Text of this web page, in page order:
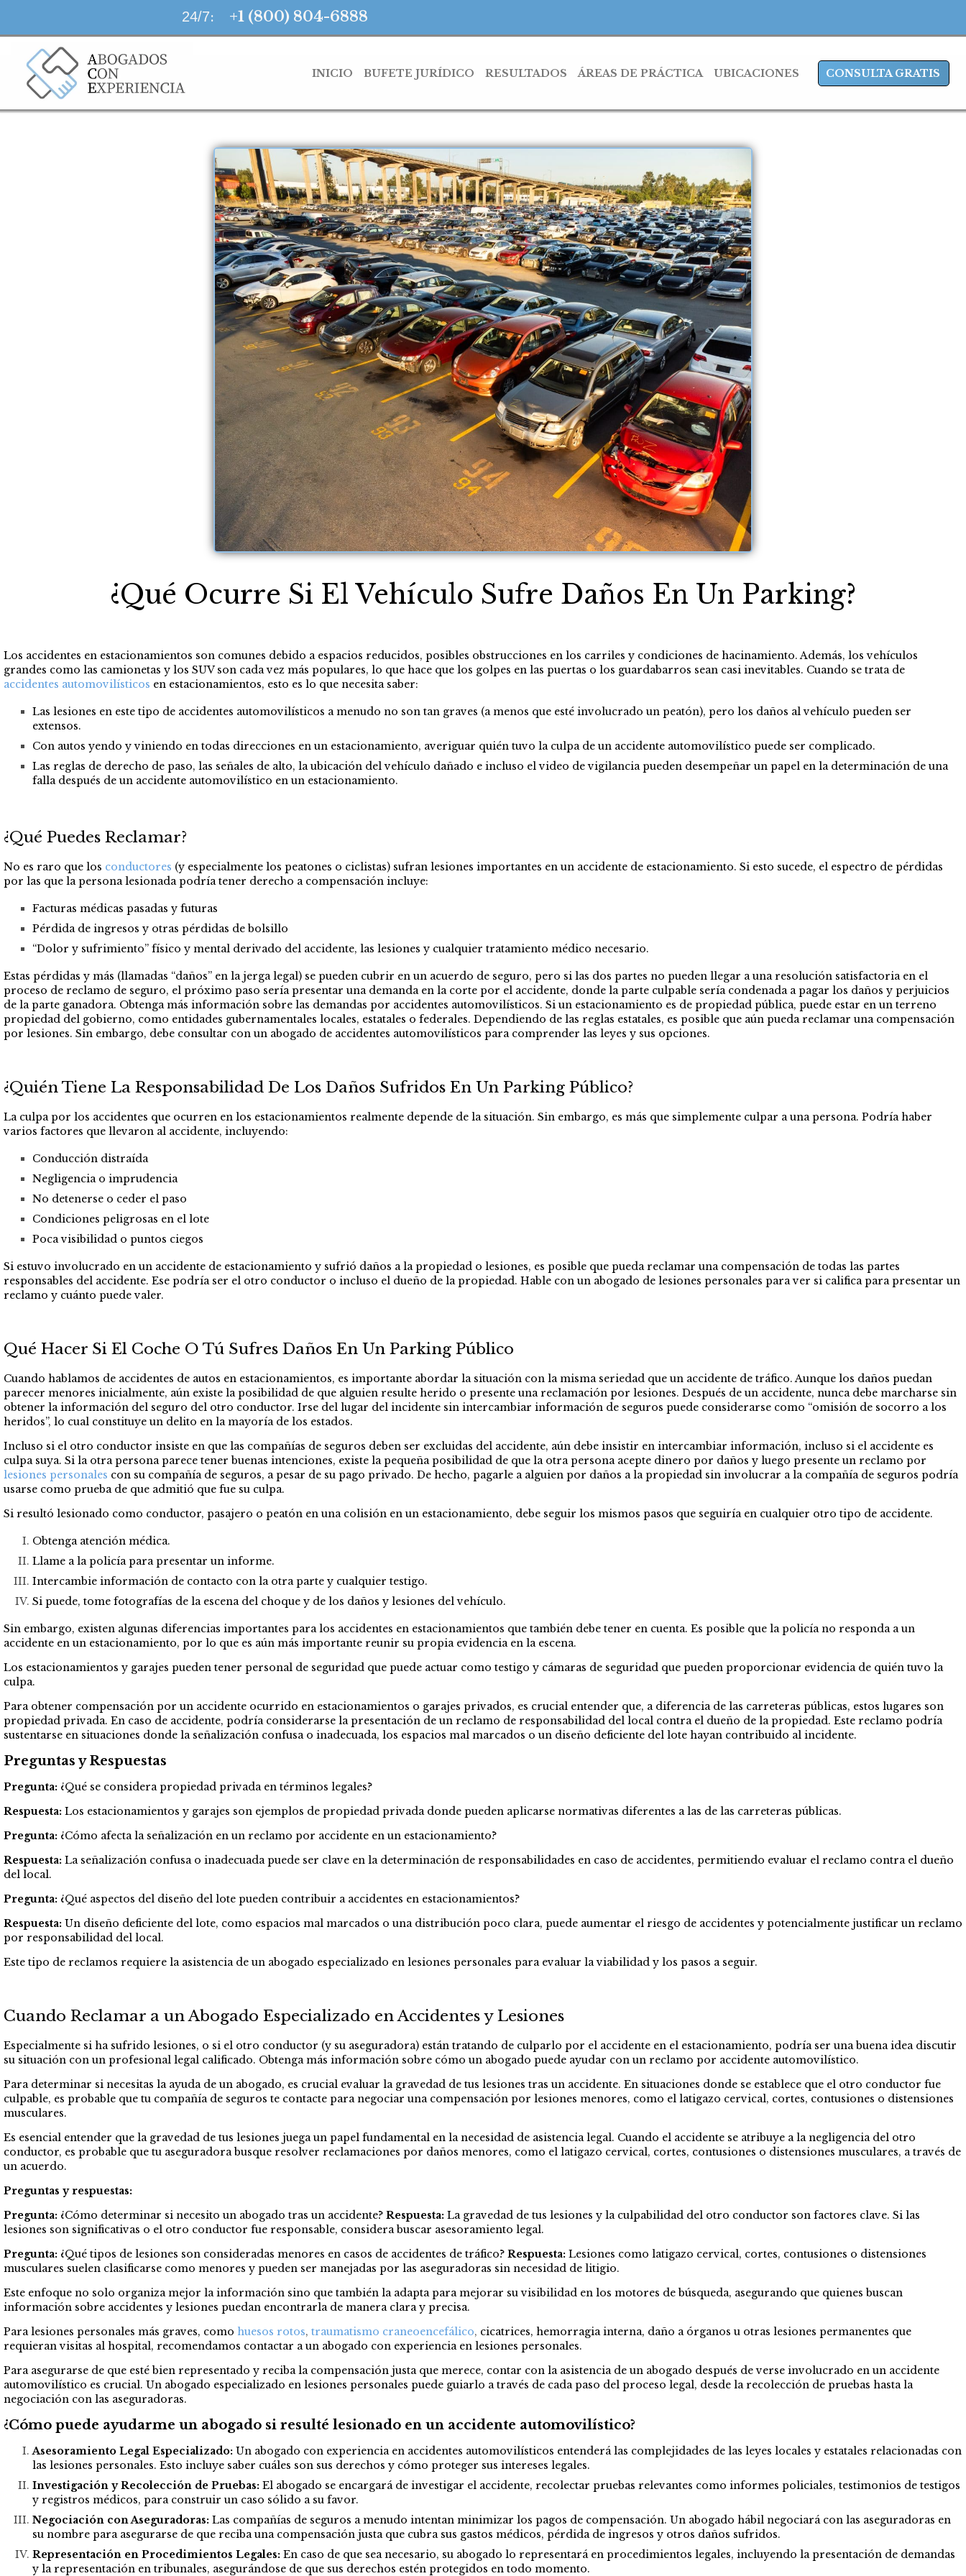
24/7: +1 (800) 804-6888
INICIO BUFETE JURÍDICO RESULTADOS ÁREAS DE PRÁCTICA UBICACIONES CONSULTA GRATIS
¿Qué Ocurre Si El Vehículo Sufre Daños En Un Parking?
Los accidentes en estacionamientos son comunes debido a espacios reducidos, posibles obstrucciones en los carriles y condiciones de hacinamiento. Además, los vehículos
grandes como las camionetas y los SUV son cada vez más populares, lo que hace que los golpes en las puertas o los guardabarros sean casi inevitables. Cuando se trata de
accidentes automovilísticos en estacionamientos, esto es lo que necesita saber:
Las lesiones en este tipo de accidentes automovilísticos a menudo no son tan graves (a menos que esté involucrado un peatón), pero los daños al vehículo pueden ser
extensos.
Con autos yendo y viniendo en todas direcciones en un estacionamiento, averiguar quién tuvo la culpa de un accidente automovilístico puede ser complicado.
Las reglas de derecho de paso, las señales de alto, la ubicación del vehículo dañado e incluso el video de vigilancia pueden desempeñar un papel en la determinación de una
falla después de un accidente automovilístico en un estacionamiento.
¿Qué Puedes Reclamar?
No es raro que los conductores (y especialmente los peatones o ciclistas) sufran lesiones importantes en un accidente de estacionamiento. Si esto sucede, el espectro de pérdidas
por las que la persona lesionada podría tener derecho a compensación incluye:
Facturas médicas pasadas y futuras
Pérdida de ingresos y otras pérdidas de bolsillo
“Dolor y sufrimiento” físico y mental derivado del accidente, las lesiones y cualquier tratamiento médico necesario.
Estas pérdidas y más (llamadas “daños” en la jerga legal) se pueden cubrir en un acuerdo de seguro, pero si las dos partes no pueden llegar a una resolución satisfactoria en el
proceso de reclamo de seguro, el próximo paso sería presentar una demanda en la corte por el accidente, donde la parte culpable sería condenada a pagar los daños y perjuicios
de la parte ganadora. Obtenga más información sobre las demandas por accidentes automovilísticos. Si un estacionamiento es de propiedad pública, puede estar en un terreno
propiedad del gobierno, como entidades gubernamentales locales, estatales o federales. Dependiendo de las reglas estatales, es posible que aún pueda reclamar una compensación
por lesiones. Sin embargo, debe consultar con un abogado de accidentes automovilísticos para comprender las leyes y sus opciones.
¿Quién Tiene La Responsabilidad De Los Daños Sufridos En Un Parking Público?
La culpa por los accidentes que ocurren en los estacionamientos realmente depende de la situación. Sin embargo, es más que simplemente culpar a una persona. Podría haber
varios factores que llevaron al accidente, incluyendo:
Conducción distraída
Negligencia o imprudencia
No detenerse o ceder el paso
Condiciones peligrosas en el lote
Poca visibilidad o puntos ciegos
Si estuvo involucrado en un accidente de estacionamiento y sufrió daños a la propiedad o lesiones, es posible que pueda reclamar una compensación de todas las partes
responsables del accidente. Ese podría ser el otro conductor o incluso el dueño de la propiedad. Hable con un abogado de lesiones personales para ver si califica para presentar un
reclamo y cuánto puede valer.
Qué Hacer Si El Coche O Tú Sufres Daños En Un Parking Público
Cuando hablamos de accidentes de autos en estacionamientos, es importante abordar la situación con la misma seriedad que un accidente de tráfico. Aunque los daños puedan
parecer menores inicialmente, aún existe la posibilidad de que alguien resulte herido o presente una reclamación por lesiones. Después de un accidente, nunca debe marcharse sin
obtener la información del seguro del otro conductor. Irse del lugar del incidente sin intercambiar información de seguros puede considerarse como “omisión de socorro a los
heridos”, lo cual constituye un delito en la mayoría de los estados.
Incluso si el otro conductor insiste en que las compañías de seguros deben ser excluidas del accidente, aún debe insistir en intercambiar información, incluso si el accidente es
culpa suya. Si la otra persona parece tener buenas intenciones, existe la pequeña posibilidad de que la otra persona acepte dinero por daños y luego presente un reclamo por
lesiones personales con su compañía de seguros, a pesar de su pago privado. De hecho, pagarle a alguien por daños a la propiedad sin involucrar a la compañía de seguros podría
usarse como prueba de que admitió que fue su culpa.
Si resultó lesionado como conductor, pasajero o peatón en una colisión en un estacionamiento, debe seguir los mismos pasos que seguiría en cualquier otro tipo de accidente.
Obtenga atención médica.
Llame a la policía para presentar un informe.
Intercambie información de contacto con la otra parte y cualquier testigo.
Si puede, tome fotografías de la escena del choque y de los daños y lesiones del vehículo.
Sin embargo, existen algunas diferencias importantes para los accidentes en estacionamientos que también debe tener en cuenta. Es posible que la policía no responda a un
accidente en un estacionamiento, por lo que es aún más importante reunir su propia evidencia en la escena.
Los estacionamientos y garajes pueden tener personal de seguridad que puede actuar como testigo y cámaras de seguridad que pueden proporcionar evidencia de quién tuvo la
culpa.
Para obtener compensación por un accidente ocurrido en estacionamientos o garajes privados, es crucial entender que, a diferencia de las carreteras públicas, estos lugares son
propiedad privada. En caso de accidente, podría considerarse la presentación de un reclamo de responsabilidad del local contra el dueño de la propiedad. Este reclamo podría
sustentarse en situaciones donde la señalización confusa o inadecuada, los espacios mal marcados o un diseño deficiente del lote hayan contribuido al incidente.
Preguntas y Respuestas
Pregunta: ¿Qué se considera propiedad privada en términos legales?
Respuesta: Los estacionamientos y garajes son ejemplos de propiedad privada donde pueden aplicarse normativas diferentes a las de las carreteras públicas.
Pregunta: ¿Cómo afecta la señalización en un reclamo por accidente en un estacionamiento?
Respuesta: La señalización confusa o inadecuada puede ser clave en la determinación de responsabilidades en caso de accidentes, permitiendo evaluar el reclamo contra el dueño
del local.
Pregunta: ¿Qué aspectos del diseño del lote pueden contribuir a accidentes en estacionamientos?
Respuesta: Un diseño deficiente del lote, como espacios mal marcados o una distribución poco clara, puede aumentar el riesgo de accidentes y potencialmente justificar un reclamo
por responsabilidad del local.
Este tipo de reclamos requiere la asistencia de un abogado especializado en lesiones personales para evaluar la viabilidad y los pasos a seguir.
Cuando Reclamar a un Abogado Especializado en Accidentes y Lesiones
Especialmente si ha sufrido lesiones, o si el otro conductor (y su aseguradora) están tratando de culparlo por el accidente en el estacionamiento, podría ser una buena idea discutir
su situación con un profesional legal calificado. Obtenga más información sobre cómo un abogado puede ayudar con un reclamo por accidente automovilístico.
Para determinar si necesitas la ayuda de un abogado, es crucial evaluar la gravedad de tus lesiones tras un accidente. En situaciones donde se establece que el otro conductor fue
culpable, es probable que tu compañía de seguros te contacte para negociar una compensación por lesiones menores, como el latigazo cervical, cortes, contusiones o distensiones
musculares.
Es esencial entender que la gravedad de tus lesiones juega un papel fundamental en la necesidad de asistencia legal. Cuando el accidente se atribuye a la negligencia del otro
conductor, es probable que tu aseguradora busque resolver reclamaciones por daños menores, como el latigazo cervical, cortes, contusiones o distensiones musculares, a través de
un acuerdo.
Preguntas y respuestas:
Pregunta: ¿Cómo determinar si necesito un abogado tras un accidente? Respuesta: La gravedad de tus lesiones y la culpabilidad del otro conductor son factores clave. Si las
lesiones son significativas o el otro conductor fue responsable, considera buscar asesoramiento legal.
Pregunta: ¿Qué tipos de lesiones son consideradas menores en casos de accidentes de tráfico? Respuesta: Lesiones como latigazo cervical, cortes, contusiones o distensiones
musculares suelen clasificarse como menores y pueden ser manejadas por las aseguradoras sin necesidad de litigio.
Este enfoque no solo organiza mejor la información sino que también la adapta para mejorar su visibilidad en los motores de búsqueda, asegurando que quienes buscan
información sobre accidentes y lesiones puedan encontrarla de manera clara y precisa.
Para lesiones personales más graves, como huesos rotos, traumatismo craneoencefálico, cicatrices, hemorragia interna, daño a órganos u otras lesiones permanentes que
requieran visitas al hospital, recomendamos contactar a un abogado con experiencia en lesiones personales.
Para asegurarse de que esté bien representado y reciba la compensación justa que merece, contar con la asistencia de un abogado después de verse involucrado en un accidente
automovilístico es crucial. Un abogado especializado en lesiones personales puede guiarlo a través de cada paso del proceso legal, desde la recolección de pruebas hasta la
negociación con las aseguradoras.
¿Cómo puede ayudarme un abogado si resulté lesionado en un accidente automovilístico?
Asesoramiento Legal Especializado: Un abogado con experiencia en accidentes automovilísticos entenderá las complejidades de las leyes locales y estatales relacionadas con
las lesiones personales. Esto incluye saber cuáles son sus derechos y cómo proteger sus intereses legales.
Investigación y Recolección de Pruebas: El abogado se encargará de investigar el accidente, recolectar pruebas relevantes como informes policiales, testimonios de testigos
y registros médicos, para construir un caso sólido a su favor.
Negociación con Aseguradoras: Las compañías de seguros a menudo intentan minimizar los pagos de compensación. Un abogado hábil negociará con las aseguradoras en
su nombre para asegurarse de que reciba una compensación justa que cubra sus gastos médicos, pérdida de ingresos y otros daños sufridos.
Representación en Procedimientos Legales: En caso de que sea necesario, su abogado lo representará en procedimientos legales, incluyendo la presentación de demandas
y la representación en tribunales, asegurándose de que sus derechos estén protegidos en todo momento.